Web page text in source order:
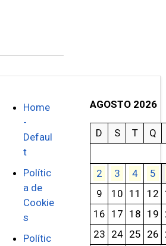
Home
-
Defaul
t
Polític
a de
Cookie
s
Polític
AGOSTO 2026
D S T Q
2 3 4
5
9
10 11 12
16 17 18 19
23 24 25 26